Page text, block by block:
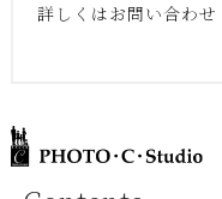
詳しくはお問い合わせ